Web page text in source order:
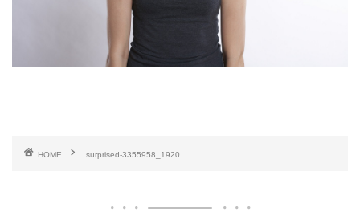
HOME surprised-3355958_1920